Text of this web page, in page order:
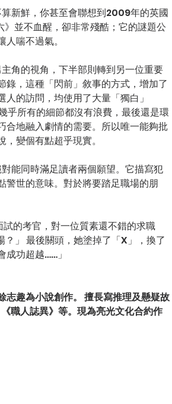
並不血醒，卻非常殘酷；它的謎題公
喘不過氣。
，這種「閃前」敘事的方式，增加了
的訪問，均使用了大量「獨白」
所有的細節都沒有浪費，最後還是環
合地融入劇情的需要。所以唯一能夠批
變個有點超乎現實。
警世的意味。對於將要踏足職場的朋
」 最後關頭，她塗掉了「X」，換了
成功超越……」
趣為小說創作。 擅長寫推理及懸疑故
職人誌異》等。現為亮光文化合約作